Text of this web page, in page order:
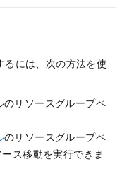
るには、次の方法を使
リソースグループペ
のリソースグループペ
ス移動を実行できま